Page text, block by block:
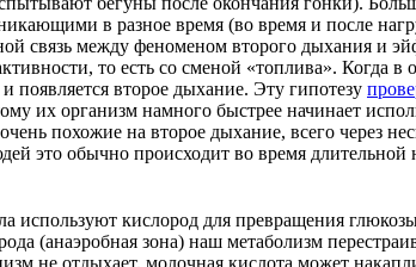
в разное время (во время и после
связь между феноменом второго дыхания и
то есть со сменой «топлива». Когда
второе дыхание. Эту гипотезу
их организм намного быстрее начинает
похожие на второе дыхание, всего через
это обычно происходит во время длительной
используют кислород для превращения
(анаэробная зона) наш метаболизм
не отдыхает, молочная кислота может